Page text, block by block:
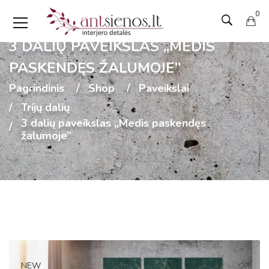
0
3 DALIŲ PAVEIKSLAS „MEDIS
PASKENDĘS ŽALUMOJE”
Pagrindinis Shop
Paveikslai
Trijų dalių
3 dalių paveikslas „Medis paskendęs
žalumoje”
NEW